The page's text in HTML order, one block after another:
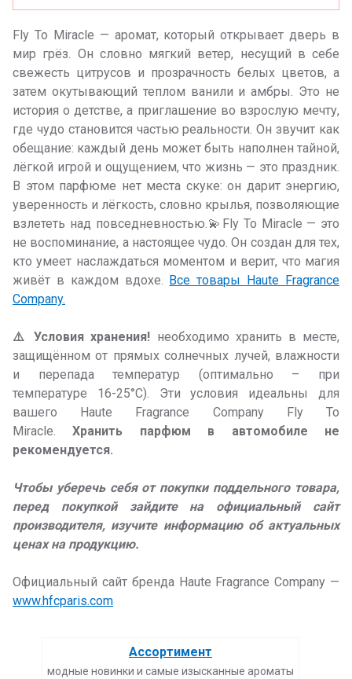
Fly To Miracle — аромат, который открывает дверь в
мир грёз. Он словно мягкий ветер, несущий в себе
свежесть цитрусов и прозрачность белых цветов, а
затем окутывающий теплом ванили и амбры. Это не
история о детстве, а приглашение во взрослую мечту,
где чудо становится частью реальности. Он звучит как
обещание: каждый день может быть наполнен тайной,
лёгкой игрой и ощущением, что жизнь — это праздник.
В этом парфюме нет места скуке: он дарит энергию,
уверенность и лёгкость, словно крылья, позволяющие
взлететь над повседневностью.💫Fly To Miracle — это
не воспоминание, а настоящее чудо. Он создан для тех,
кто умеет наслаждаться моментом и верит, что магия
живёт в каждом вдохе. Все товары Haute Fragrance
Company.
⚠️ Условия хранения! необходимо хранить в месте,
защищённом от прямых солнечных лучей, влажности
и перепада температур (оптимально – при
температуре 16-25°С). Эти условия идеальны для
вашего Haute Fragrance Company Fly To
Miracle.Хранить парфюм в автомобиле не
рекомендуется.
Чтобы уберечь себя от покупки поддельного товара,
перед покупкой зайдите на официальный сайт
производителя, изучите информацию об актуальных
ценах на продукцию.
Официальный сайт бренда Haute Fragrance Company —
www.hfcparis.com
Ассортимент
модные новинки и самые изысканные ароматы